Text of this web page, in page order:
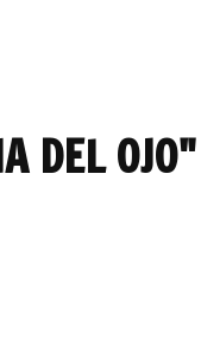
DEL OJO"